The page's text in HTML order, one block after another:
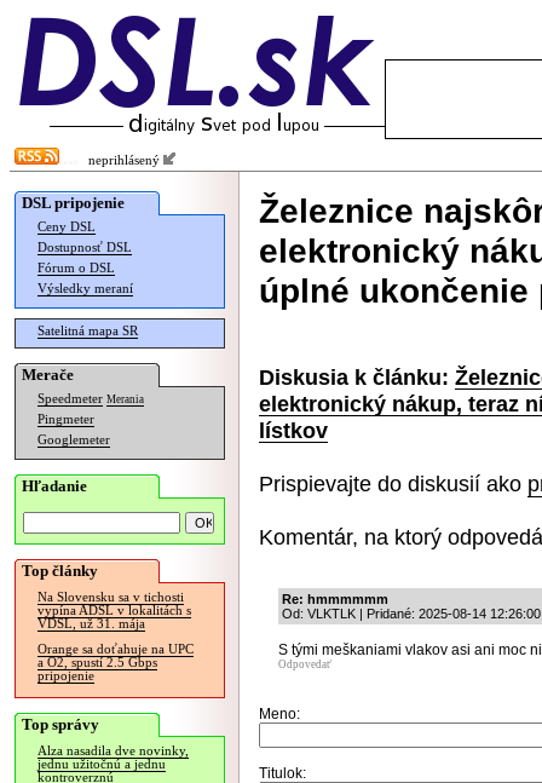
neprihlásený
DSL pripojenie
Ceny DSL
Dostupnosť DSL
Fórum o DSL
Výsledky meraní
Satelitná mapa SR
Merače
Speedmeter Merania
Pingmeter
Googlemeter
Hľadanie
Top články
Na Slovensku sa v tichosti
vypína ADSL v lokalitách s
VDSL, už 31. mája
Orange sa doťahuje na UPC
a O2, spustí 2.5 Gbps
pripojenie
Top správy
Alza nasadila dve novinky,
jednu užitočnú a jednu
kontroverznú
Železnice
elektronický
úplné
Diskusia k článku:
elektronický nákup, teraz
lístkov
Prispievajte do diskusií ako
Komentár, na ktorý
Re: hmmmmmm
Od: VLKTLK | Pridané: 2025-08-14 12:26:00
S tými meškaniami vlakov asi ani moc
Odpovedať
Meno:
Titulok: